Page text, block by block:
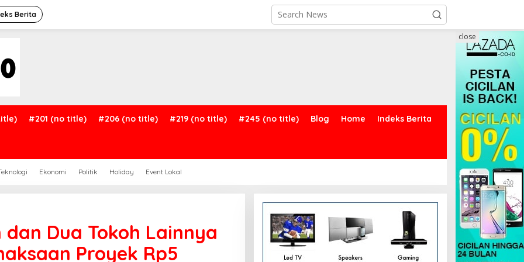
Berita
#201 (no title) #206 (no title) #219 (no title) #245 (no title) Blog Home Indeks Berita
Ekonomi Politik Holiday Event Lokal
close
dan Dua Tokoh Lainnya
Proyek Rp5